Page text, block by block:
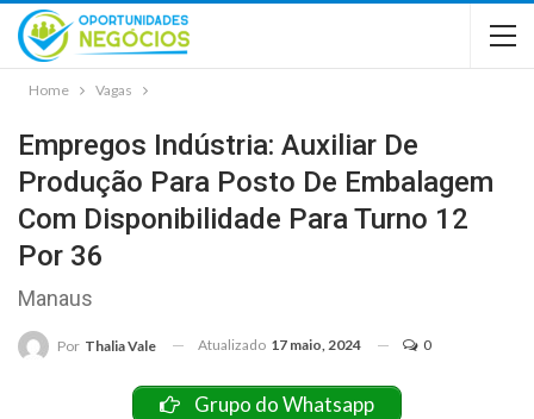
Home Vagas
Empregos Indústria: Auxiliar De
Produção Para Posto De Embalagem
Com Disponibilidade Para Turno 12
Por 36
Manaus
Por Thalia Vale Atualizado 17 maio, 2024 0
Grupo do Whatsapp